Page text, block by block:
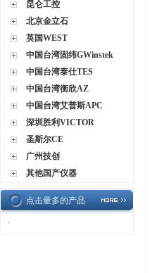
昆仑工控
北京金立石
英国WEST
中国台湾固纬GWinstek
中国台湾泰仕TES
中国台湾衡欣AZ
中国台湾艾普斯APC
深圳胜利VICTOR
圣斯尔CE
广州技创
其他国产仪器
点击量多的产品
·